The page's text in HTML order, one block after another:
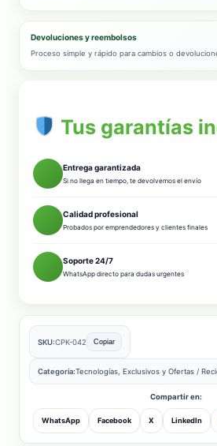
Devoluciones y reembolsos
Proceso simple y rápido para cambios o
Tus garantías
Entrega garantizada
Si no llega en tiempo, te devolvemos el envío
Calidad profesional
Probados por emprendedores y clientes finales
Soporte 24/7
WhatsApp directo para dudas urgentes
SKU:CPK-042 Copiar
Categoría:Tecnologías, Exclusivos y Ofertas /
Compartir en:
WhatsApp Facebook X LinkedIn